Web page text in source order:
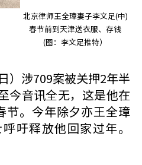
北京律师王全璋妻子李文足(中)
春节前到天津送衣服、存钱
(图：李文足推特）
）涉709案被关押2年半
今音讯全无，这是他在
节。今年除夕亦王全璋
吁释放他回家过年。